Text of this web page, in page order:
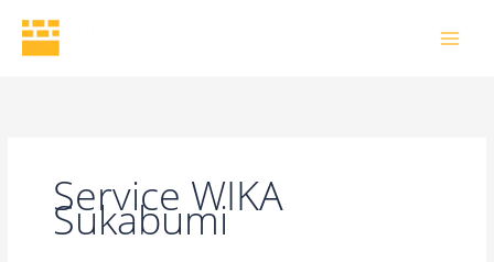
content
Service WIKA
Sukabumi